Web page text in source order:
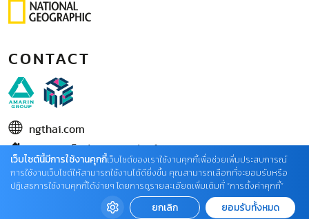
CONTACT
ngthai.com
ในเครือ บริษัท อมรินทร์ คอร์เปอเรชั่นส์ จำกัด (มหาชน)
02 422 9999 ต่อ 4220
ติดต่อแจ้งปัญหาหรือร้องเรียน
เว็บไซต์นี้มีการใช้งานคุกกี้เว็บไซต์ของเราใช้งานคุกกี้เพื่อช่วยเพิ่มประสบการณ์
การใช้งานเว็บไซต์ให้สามารถใช้งานได้ดียิ่งขึ้น คุณสามารถเลือกที่จะยอมรับหรือ
ปฏิเสธการใช้งานคุกกี้ได้ง่ายๆ โดยการดูรายละเอียดเพิ่มเติมที่ “การตั้งค่าคุกกี้”
ยกเลิก ยอมรับทั้งหมด